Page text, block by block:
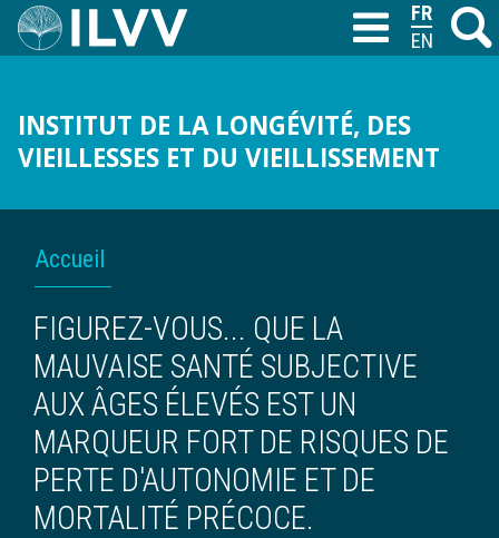
Aller
au
M
INSTITUT DE LA LONGÉVITÉ, DES
VIEILLESSES ET DU VIEILLISSEMENT
T
FIL
D'ARIANE
Accueil
FIGUREZ-VOUS... QUE LA
MAUVAISE SANTÉ SUBJECTIVE
AUX ÂGES ÉLEVÉS EST UN
MARQUEUR FORT DE RISQUES DE
PERTE D'AUTONOMIE ET DE
MORTALITÉ PRÉCOCE.
FRANÇAIS
ENGLISH